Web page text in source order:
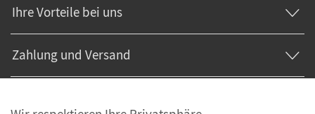
Ihre Vorteile bei uns
Zahlung und Versand